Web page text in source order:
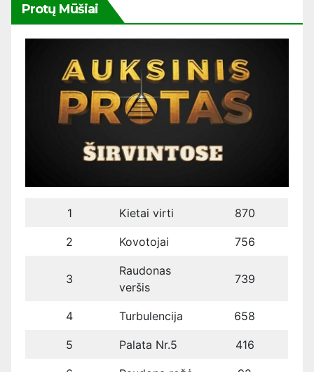
Protų Mūšiai
1 Kietai virti 870
2 Kovotojai 756
3
Raudonas
veršis
739
4 Turbulencija 658
5 Palata Nr.5 416